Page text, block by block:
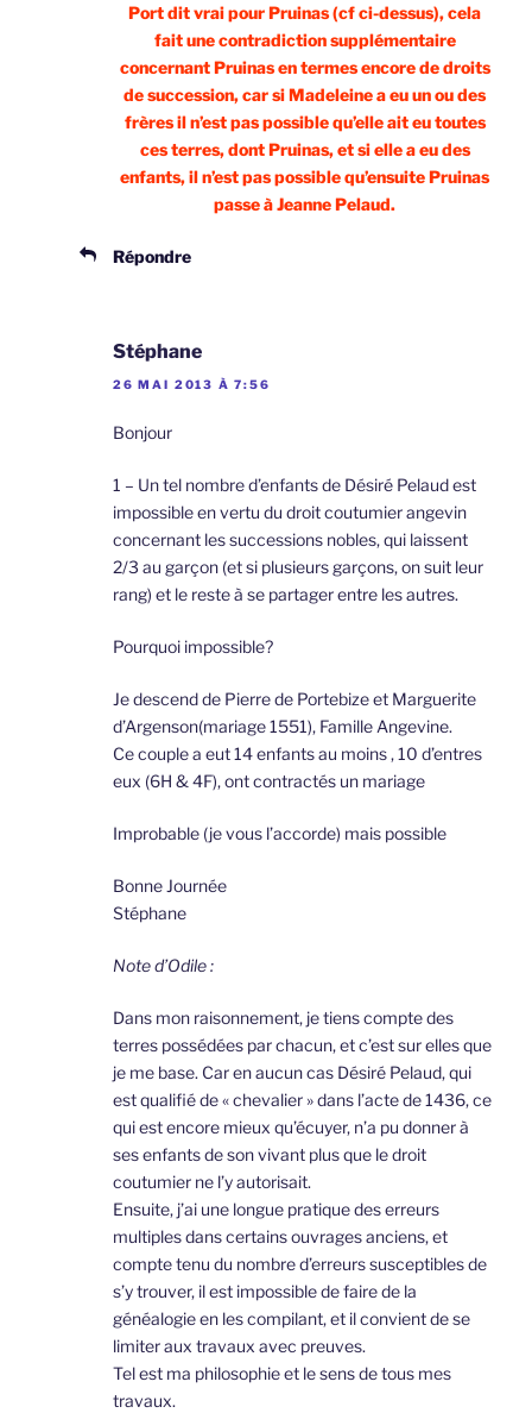
Port dit vrai pour Pruinas (cf ci-dessus), cela
fait une contradiction supplémentaire
concernant Pruinas en termes encore de droits
de succession, car si Madeleine a eu un ou des
frères il n’est pas possible qu’elle ait eu toutes
ces terres, dont Pruinas, et si elle a eu des
enfants, il n’est pas possible qu’ensuite Pruinas
passe à Jeanne Pelaud.
Répondre
Stéphane
26 MAI 2013 À 7:56
Bonjour
1 – Un tel nombre d’enfants de Désiré Pelaud est
impossible en vertu du droit coutumier angevin
concernant les successions nobles, qui laissent
2/3 au garçon (et si plusieurs garçons, on suit leur
rang) et le reste à se partager entre les autres.
Pourquoi impossible?
Je descend de Pierre de Portebize et Marguerite
d’Argenson(mariage 1551), Famille Angevine.
Ce couple a eut 14 enfants au moins , 10 d’entres
eux (6H & 4F), ont contractés un mariage
Improbable (je vous l’accorde) mais possible
Bonne Journée
Stéphane
Note d’Odile :
Dans mon raisonnement, je tiens compte des
terres possédées par chacun, et c’est sur elles que
je me base. Car en aucun cas Désiré Pelaud, qui
est qualifié de « chevalier » dans l’acte de 1436, ce
qui est encore mieux qu’écuyer, n’a pu donner à
ses enfants de son vivant plus que le droit
coutumier ne l’y autorisait.
Ensuite, j’ai une longue pratique des erreurs
multiples dans certains ouvrages anciens, et
compte tenu du nombre d’erreurs susceptibles de
s’y trouver, il est impossible de faire de la
généalogie en les compilant, et il convient de se
limiter aux travaux avec preuves.
Tel est ma philosophie et le sens de tous mes
travaux.